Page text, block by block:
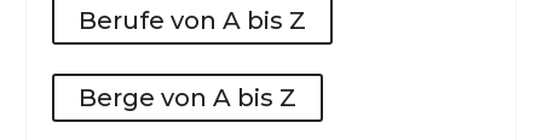
Berufe von A bis Z
Berge von A bis Z